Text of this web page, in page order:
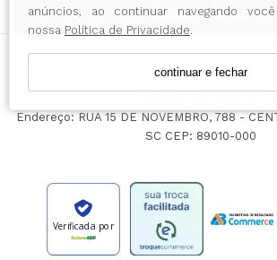
anúncios, ao continuar navegando
nossa Política de Privacidade.
continuar e fechar
CADASTRE-SE
INTENSE COMERCIO DO VESTUARIO
Endereço: RUA 15 DE NOVEMBRO, 788 -
SC CEP: 89010-000
Verificada por